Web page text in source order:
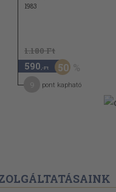
1983
1.180 Ft
590 ,-Ft 50
pont kapható